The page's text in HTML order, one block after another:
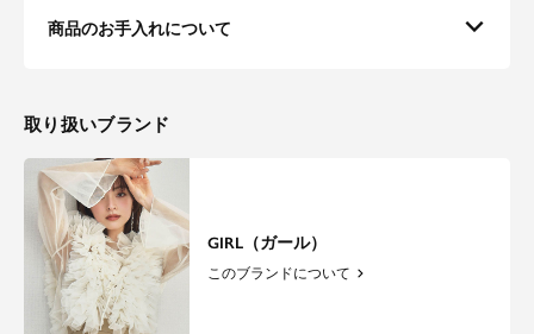
商品のお手入れについて
取り扱いブランド
GIRL（ガール）
このブランドについて